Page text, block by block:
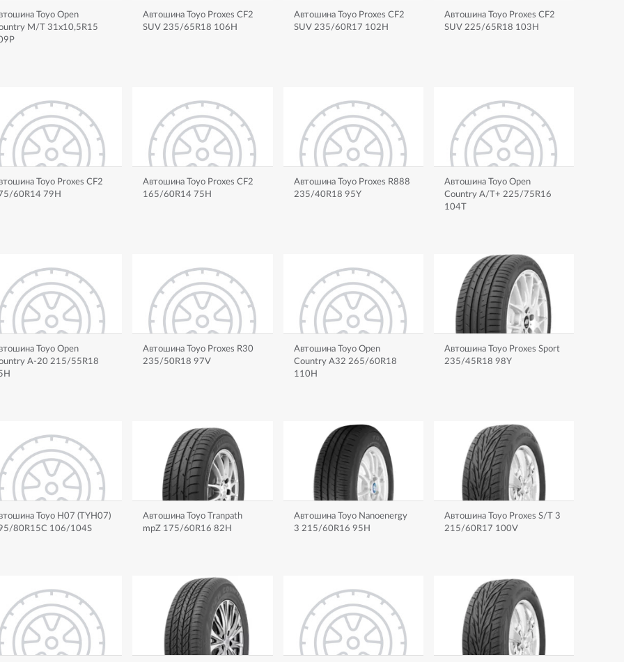
Toyo Open
M/T 31x10,5R15
Автошина Toyo Proxes CF2
SUV 235/65R18 106H
Автошина Toyo Proxes CF2
SUV 235/60R17 102H
Автошина Toyo Proxes CF2
SUV 225/65R18 103H
Toyo Proxes CF2
60R14 79H
Автошина Toyo Proxes CF2
165/60R14 75H
Автошина Toyo Proxes R888
235/40R18 95Y
Автошина Toyo Open
Country A/T+ 225/75R16
104T
Toyo Open
A-20 215/55R18
Автошина Toyo Proxes R30
235/50R18 97V
Автошина Toyo Open
Country A32 265/60R18
110H
Автошина Toyo Proxes Sport
235/45R18 98Y
Toyo H07 (TYH07)
80R15C 106/104S
Автошина Toyo Tranpath
mpZ 175/60R16 82H
Автошина Toyo Nanoenergy
3 215/60R16 95H
Автошина Toyo Proxes S/T 3
215/60R17 100V